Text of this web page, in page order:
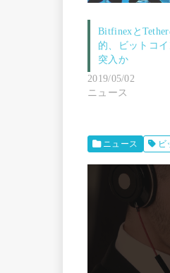
Bitfinexと
的、ビットコ
突入か
2019/05/02
ニュース
ニュース ビ